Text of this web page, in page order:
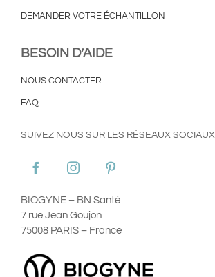
DEMANDER VOTRE ÉCHANTILLON
BESOIN D’AIDE
NOUS CONTACTER
FAQ
SUIVEZ NOUS SUR LES RÉSEAUX SOCIAUX
BIOGYNE – BN Santé
7 rue Jean Goujon
75008 PARIS – France